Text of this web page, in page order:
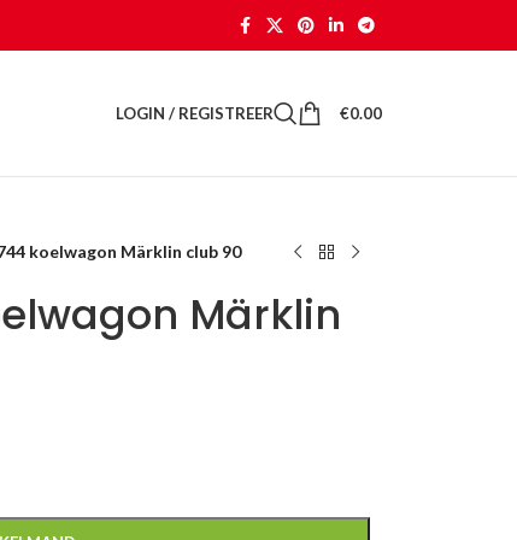
LOGIN / REGISTREER €0.00
koelwagon Märklin club 90
Märklin